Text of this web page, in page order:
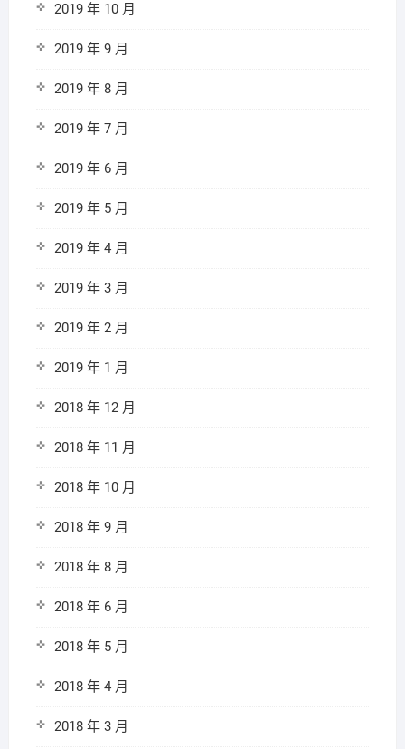
2019 年 10 月
2019 年 9 月
2019 年 8 月
2019 年 7 月
2019 年 6 月
2019 年 5 月
2019 年 4 月
2019 年 3 月
2019 年 2 月
2019 年 1 月
2018 年 12 月
2018 年 11 月
2018 年 10 月
2018 年 9 月
2018 年 8 月
2018 年 6 月
2018 年 5 月
2018 年 4 月
2018 年 3 月